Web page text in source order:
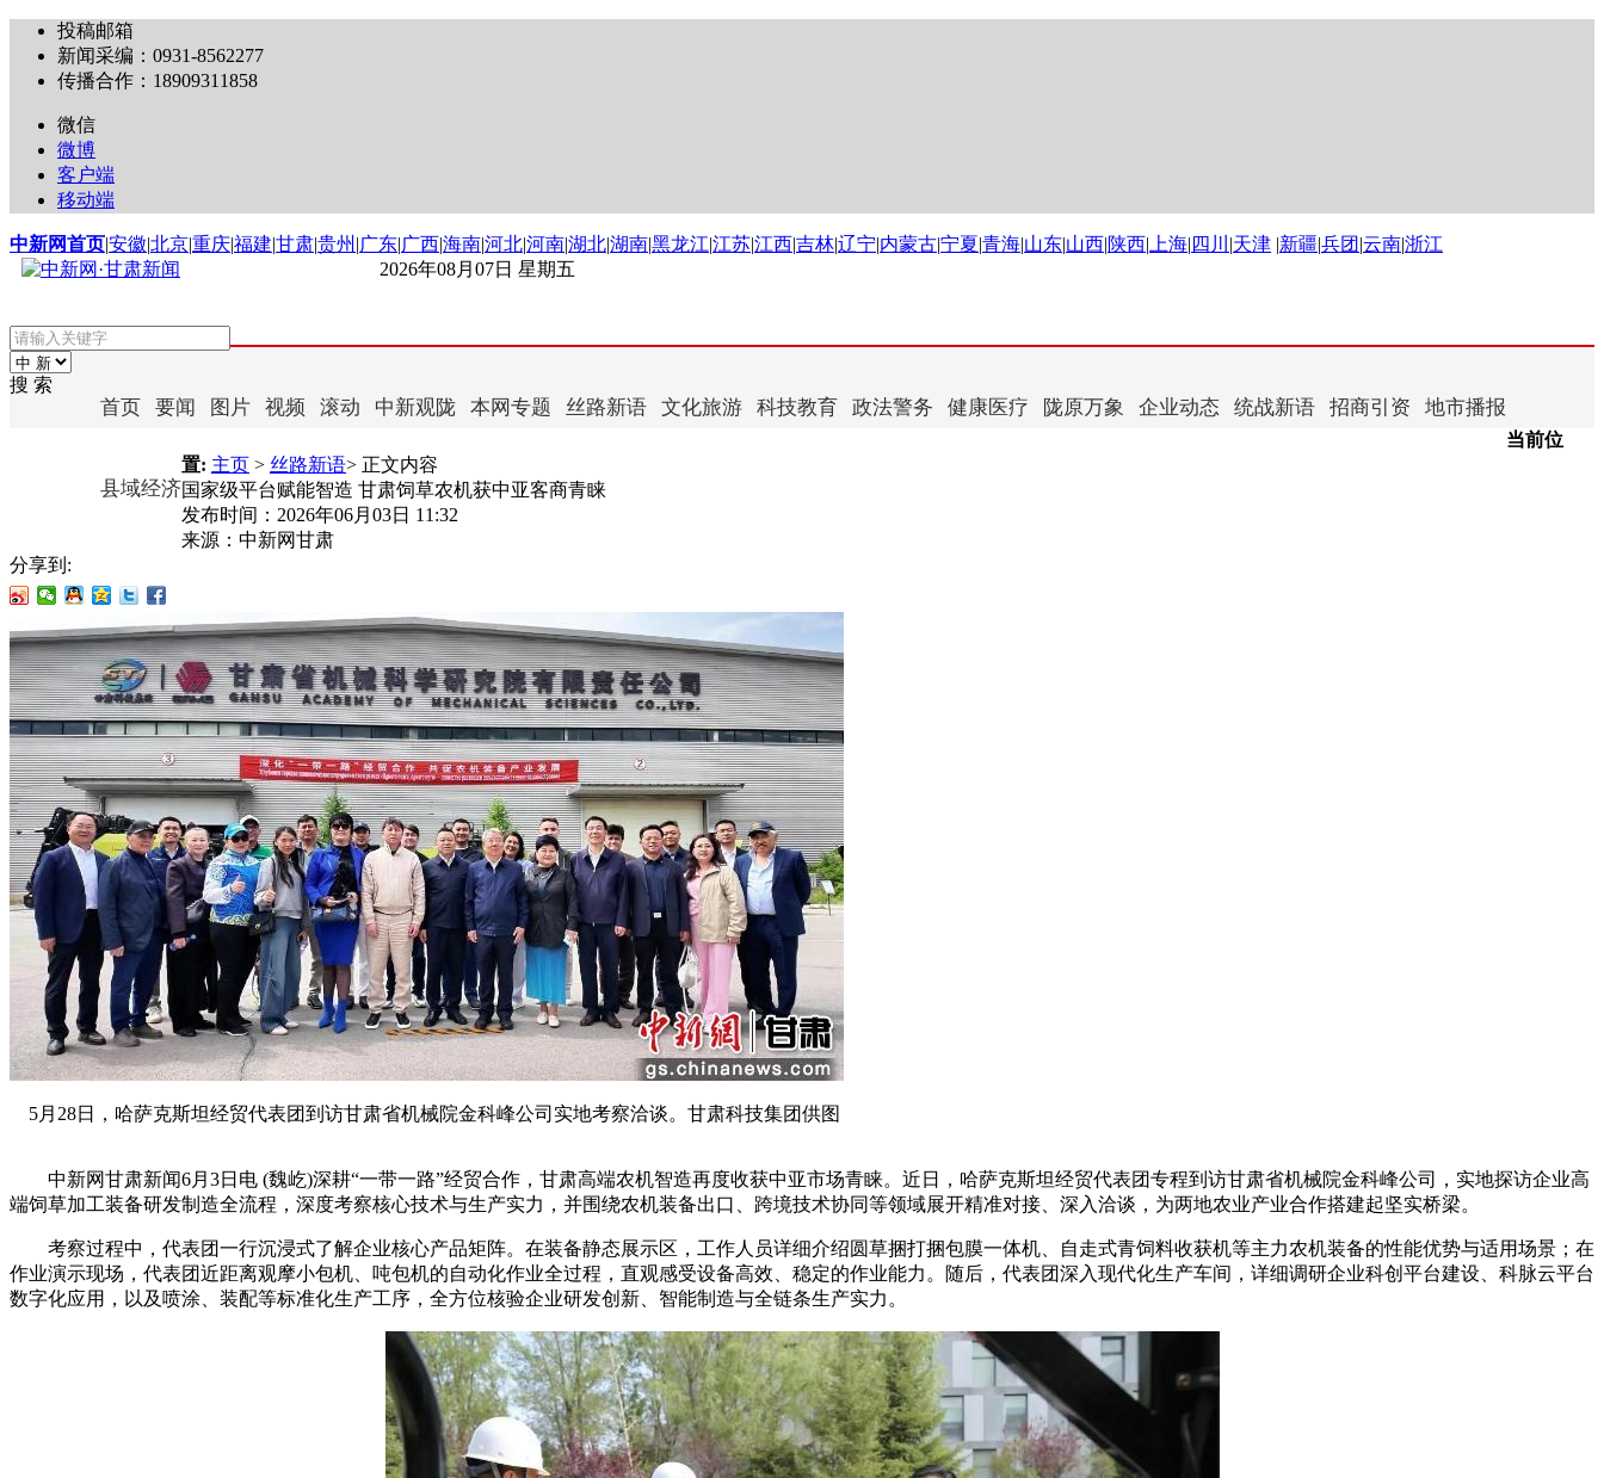
投稿邮箱
新闻采编：0931-8562277
传播合作：18909311858
微信
微博
客户端
移动端
中新网首页|安徽|北京|重庆|福建|甘肃|贵州 |广东|广西|海南|河北|河南|湖北|湖南|黑龙江|江苏|江西|吉林|辽宁|内蒙古|宁夏|青海|山东|山西|陕西| 上海| 四川 |天津 |新疆|兵团 |云南|浙江
2026年08月07日 星期五
搜 索
首页 要闻 图片 视频 滚动 中新观陇 本网专题 丝路新语 文化旅游 科技教育 政法警务 健康医疗 陇原万象 企业动态 统战新语 招商引资 地市播报
县域经济
当前位
置: 主页 > 丝路新语> 正文内容
国家级平台赋能智造 甘肃饲草农机获中亚客商青睐
发布时间： 2026年06月03日 11:32
来源： 中新网甘肃
分享到:
5月28日，哈萨克斯坦经贸代表团到访甘肃省机械院金科峰公司实地考察洽谈。甘肃科技集团供图
中新网甘肃新闻6月3日电 (魏屹)深耕“一带一路”经贸合作，甘肃高端农机智造再度收获中亚市场青睐。近日，哈萨克斯坦经贸代表团专程到访甘肃省机械院金科峰公司，实地探访企业高
端饲草加工装备研发制造全流程，深度考察核心技术与生产实力，并围绕农机装备出口、跨境技术协同等领域展开精准对接、深入洽谈，为两地农业产业合作搭建起坚实桥梁。
考察过程中，代表团一行沉浸式了解企业核心产品矩阵。在装备静态展示区，工作人员详细介绍圆草捆打捆包膜一体机、自走式青饲料收获机等主力农机装备的性能优势与适用场景；在
作业演示现场，代表团近距离观摩小包机、吨包机的自动化作业全过程，直观感受设备高效、稳定的作业能力。随后，代表团深入现代化生产车间，详细调研企业科创平台建设、科脉云平台
数字化应用，以及喷涂、装配等标准化生产工序，全方位核验企业研发创新、智能制造与全链条生产实力。